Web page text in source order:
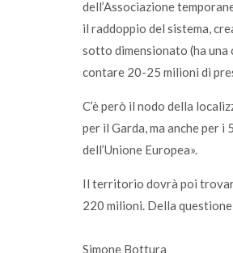
dell’Associazione
il raddoppio del sistema,
sotto dimensionato (ha
contare 20-25 milioni di
C’è però il nodo della
per il Garda, ma anche per
dell’Unione Europea».
Il territorio dovrà poi
220 milioni. Della
Simone Bottura